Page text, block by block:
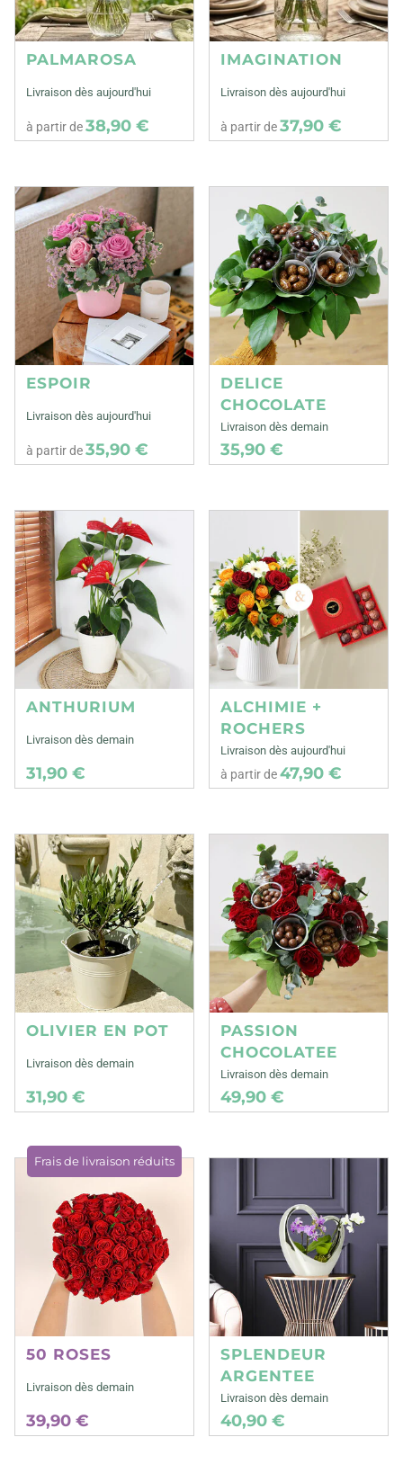
PALMAROSA
Livraison dès aujourd'hui
à partir de38,90 €
IMAGINATION
Livraison dès aujourd'hui
à partir de37,90 €
ESPOIR
Livraison dès aujourd'hui
à partir de35,90 €
DELICE
CHOCOLATE
Livraison dès demain
35,90 €
ANTHURIUM
Livraison dès demain
31,90 €
ALCHIMIE +
ROCHERS
Livraison dès aujourd'hui
à partir de47,90 €
OLIVIER EN POT
Livraison dès demain
31,90 €
PASSION
CHOCOLATEE
Livraison dès demain
49,90 €
Frais de livraison réduits
50 ROSES
Livraison dès demain
39,90 €
SPLENDEUR
ARGENTEE
Livraison dès demain
40,90 €